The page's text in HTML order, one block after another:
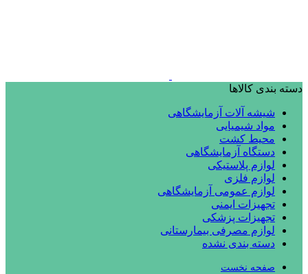
دسته بندی کالاها
شیشه آلات آزمایشگاهی
مواد شیمیایی
محیط کشت
دستگاه آزمایشگاهی
لوازم پلاستیکی
لوازم فلزی
لوازم عمومی آزمایشگاهی
تجهیزات ایمنی
تجهیزات پزشکی
لوازم مصرفی بیمارستانی
دسته بندی نشده
صفحه نخست